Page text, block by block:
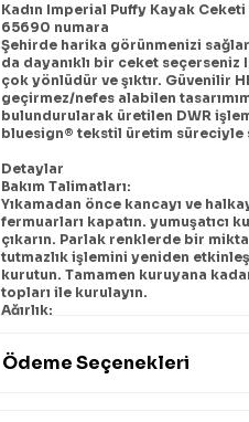
Kadın Imperial Puffy Kayak Ceketi
65690 numara
Şehirde harika görünmenizi
da dayanıklı bir ceket seçerseniz
çok yönlüdür ve şıktır. Güvenilir
geçirmez/nefes alabilen
bulundurularak üretilen DWR
bluesign® tekstil üretim süreciyle
Detaylar
Bakım Talimatları:
Yıkamadan önce kancayı ve
fermuarları kapatın. yumuşatıcı
çıkarın. Parlak renklerde bir
tutmazlık işlemini yeniden
kurutun. Tamamen kuruyana
topları ile kurulayın.
Ağırlık:
Özellikler
Ödeme Seçenekleri